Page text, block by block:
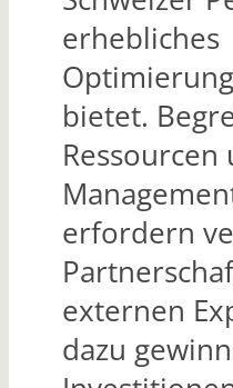
erhebliches
bietet.
Ressourcen
erfordern
externen
dazu